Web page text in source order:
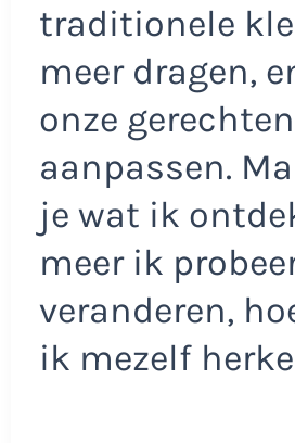
traditionele
meer dragen,
onze gerechten
aanpassen.
je wat ik
meer ik
veranderen,
ik mezelf